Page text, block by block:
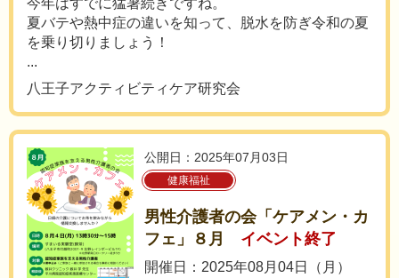
今年はすでに猛暑続きですね。
夏バテや熱中症の違いを知って、脱水を防ぎ令和の夏
を乗り切りましょう！
...
八王子アクティビティケア研究会
公開日：2025年07月03日
健康福祉
男性介護者の会「ケアメン・カ
フェ」８月
イベント終了
開催日：2025年08月04日（月）